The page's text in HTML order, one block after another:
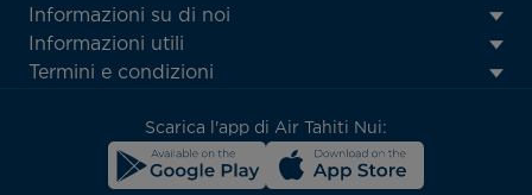
ATN:
Footer
menu
Informazioni su di noi
Informazioni utili
Termini e condizioni
Scarica l'app di Air Tahiti Nui: